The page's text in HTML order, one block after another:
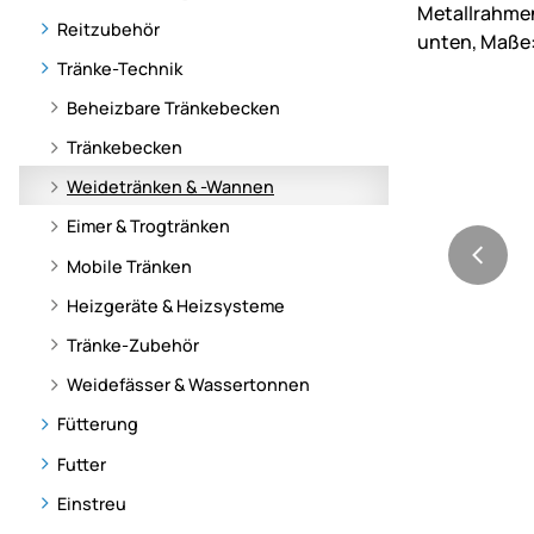
Reitzubehör
Tränke-Technik
Beheizbare Tränkebecken
Tränkebecken
Weidetränken & -Wannen
Eimer & Trogtränken
Mobile Tränken
Heizgeräte & Heizsysteme
Tränke-Zubehör
Weidefässer & Wassertonnen
Fütterung
Futter
Einstreu